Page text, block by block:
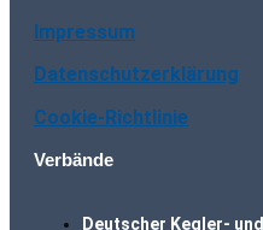
Impressum
Datenschutzerklärung
Cookie-Richtlinie
Verbände
Deutscher Kegler- und